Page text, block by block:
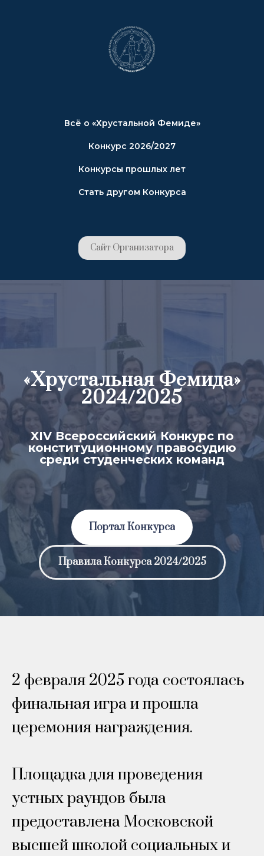
Всё о «Хрустальной Фемиде»
Конкурс 2026/2027
Конкурсы прошлых лет
Стать другом Конкурса
Сайт Организатора
«Хрустальная Фемида»
2024/2025
XIV Всероссийский Конкурс по
конституционному правосудию
среди студенческих команд
Портал Конкурса
Правила Конкурса 2024/2025
2 февраля 2025 года состоялась
финальная игра и прошла
церемония награждения.
Площадка для проведения
устных раундов была
предоставлена Московской
высшей школой социальных и